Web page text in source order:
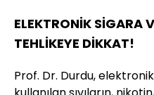
ELEKTRONİK SİGARA
TEHLİKEYE DİKKAT!
Prof. Dr. Durdu,